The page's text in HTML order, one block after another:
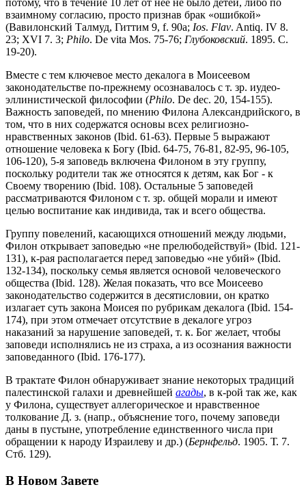
потому, что в течение 10 лет от нее не было детей, либо по
взаимному согласию, просто признав брак «ошибкой»
(Вавилонский Талмуд, Гиттим 9, f. 90а; Ios. Flav. Antiq. IV 8.
23; XVI 7. 3; Philo. De vita Mos. 75-76; Глубоковский. 1895. С.
19-20).
Вместе с тем ключевое место декалога в Моисеевом
законодательстве по-прежнему осознавалось с т. зр. иудео-
эллинистической философии (Philo. De dec. 20, 154-155).
Важность заповедей, по мнению Филона Александрийского, в
том, что в них содержатся основы всех религиозно-
нравственных законов (Ibid. 61-63). Первые 5 выражают
отношение человека к Богу (Ibid. 64-75, 76-81, 82-95, 96-105,
106-120), 5-я заповедь включена Филоном в эту группу,
поскольку родители так же относятся к детям, как Бог - к
Своему творению (Ibid. 108). Остальные 5 заповедей
рассматриваются Филоном с т. зр. общей морали и имеют
целью воспитание как индивида, так и всего общества.
Группу повелений, касающихся отношений между людьми,
Филон открывает заповедью «не прелюбодействуй» (Ibid. 121-
131), к-рая располагается перед заповедью «не убий» (Ibid.
132-134), поскольку семья является основой человеческого
общества (Ibid. 128). Желая показать, что все Моисеево
законодательство содержится в десятисловии, он кратко
излагает суть закона Моисея по рубрикам декалога (Ibid. 154-
174), при этом отмечает отсутствие в декалоге угроз
наказаний за нарушение заповедей, т. к. Бог желает, чтобы
заповеди исполнялись не из страха, а из осознания важности
заповеданного (Ibid. 176-177).
В трактате Филон обнаруживает знание некоторых традиций
палестинской галахи и древнейшей агады, в к-рой так же, как
у Филона, существует аллегорическое и нравственное
толкование Д. з. (напр., объяснение того, почему заповеди
даны в пустыне, употребление единственного числа при
обращении к народу Израилеву и др.) (Бернфельд. 1905. Т. 7.
Стб. 129).
В Новом Завете